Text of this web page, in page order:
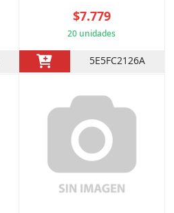
$7.779
20 unidades
5E5FC2126A